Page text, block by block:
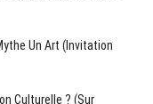
Un Art (Invitation
Culturelle ? (sur